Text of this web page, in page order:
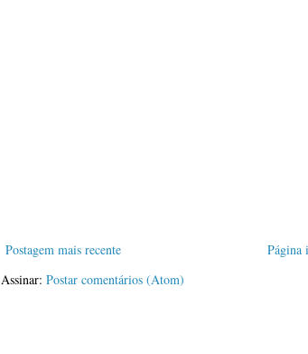
Postagem mais recente
Página
Assinar: Postar comentários (Atom)